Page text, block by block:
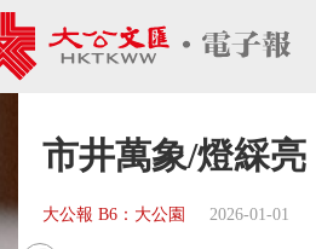
市井萬象/燈綵亮
大公報 B6：大公園 2026-01-01